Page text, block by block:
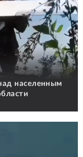
населенным